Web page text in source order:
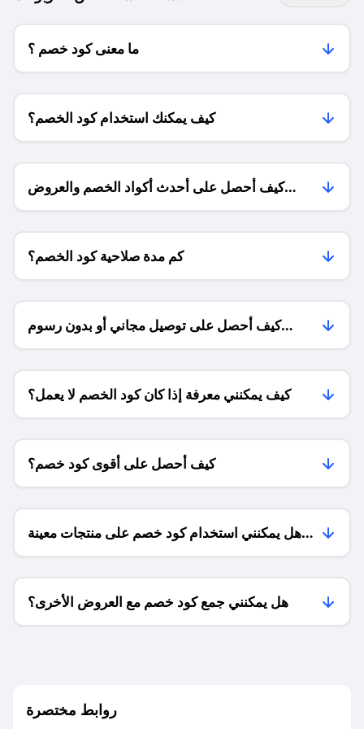
ما معنى كود خصم ؟
كيف يمكنك استخدام كود الخصم؟
كيف أحصل على أحدث أكواد الخصم والعروض
للمتاجر؟
كم مدة صلاحية كود الخصم؟
كيف أحصل على توصيل مجاني أو بدون رسوم
الشحن ؟
كيف يمكنني معرفة إذا كان كود الخصم لا يعمل؟
كيف أحصل على أقوى كود خصم؟
هل يمكنني استخدام كود خصم على منتجات معينة
فقط؟
هل يمكنني جمع كود خصم مع العروض الأخرى؟
روابط مختصرة